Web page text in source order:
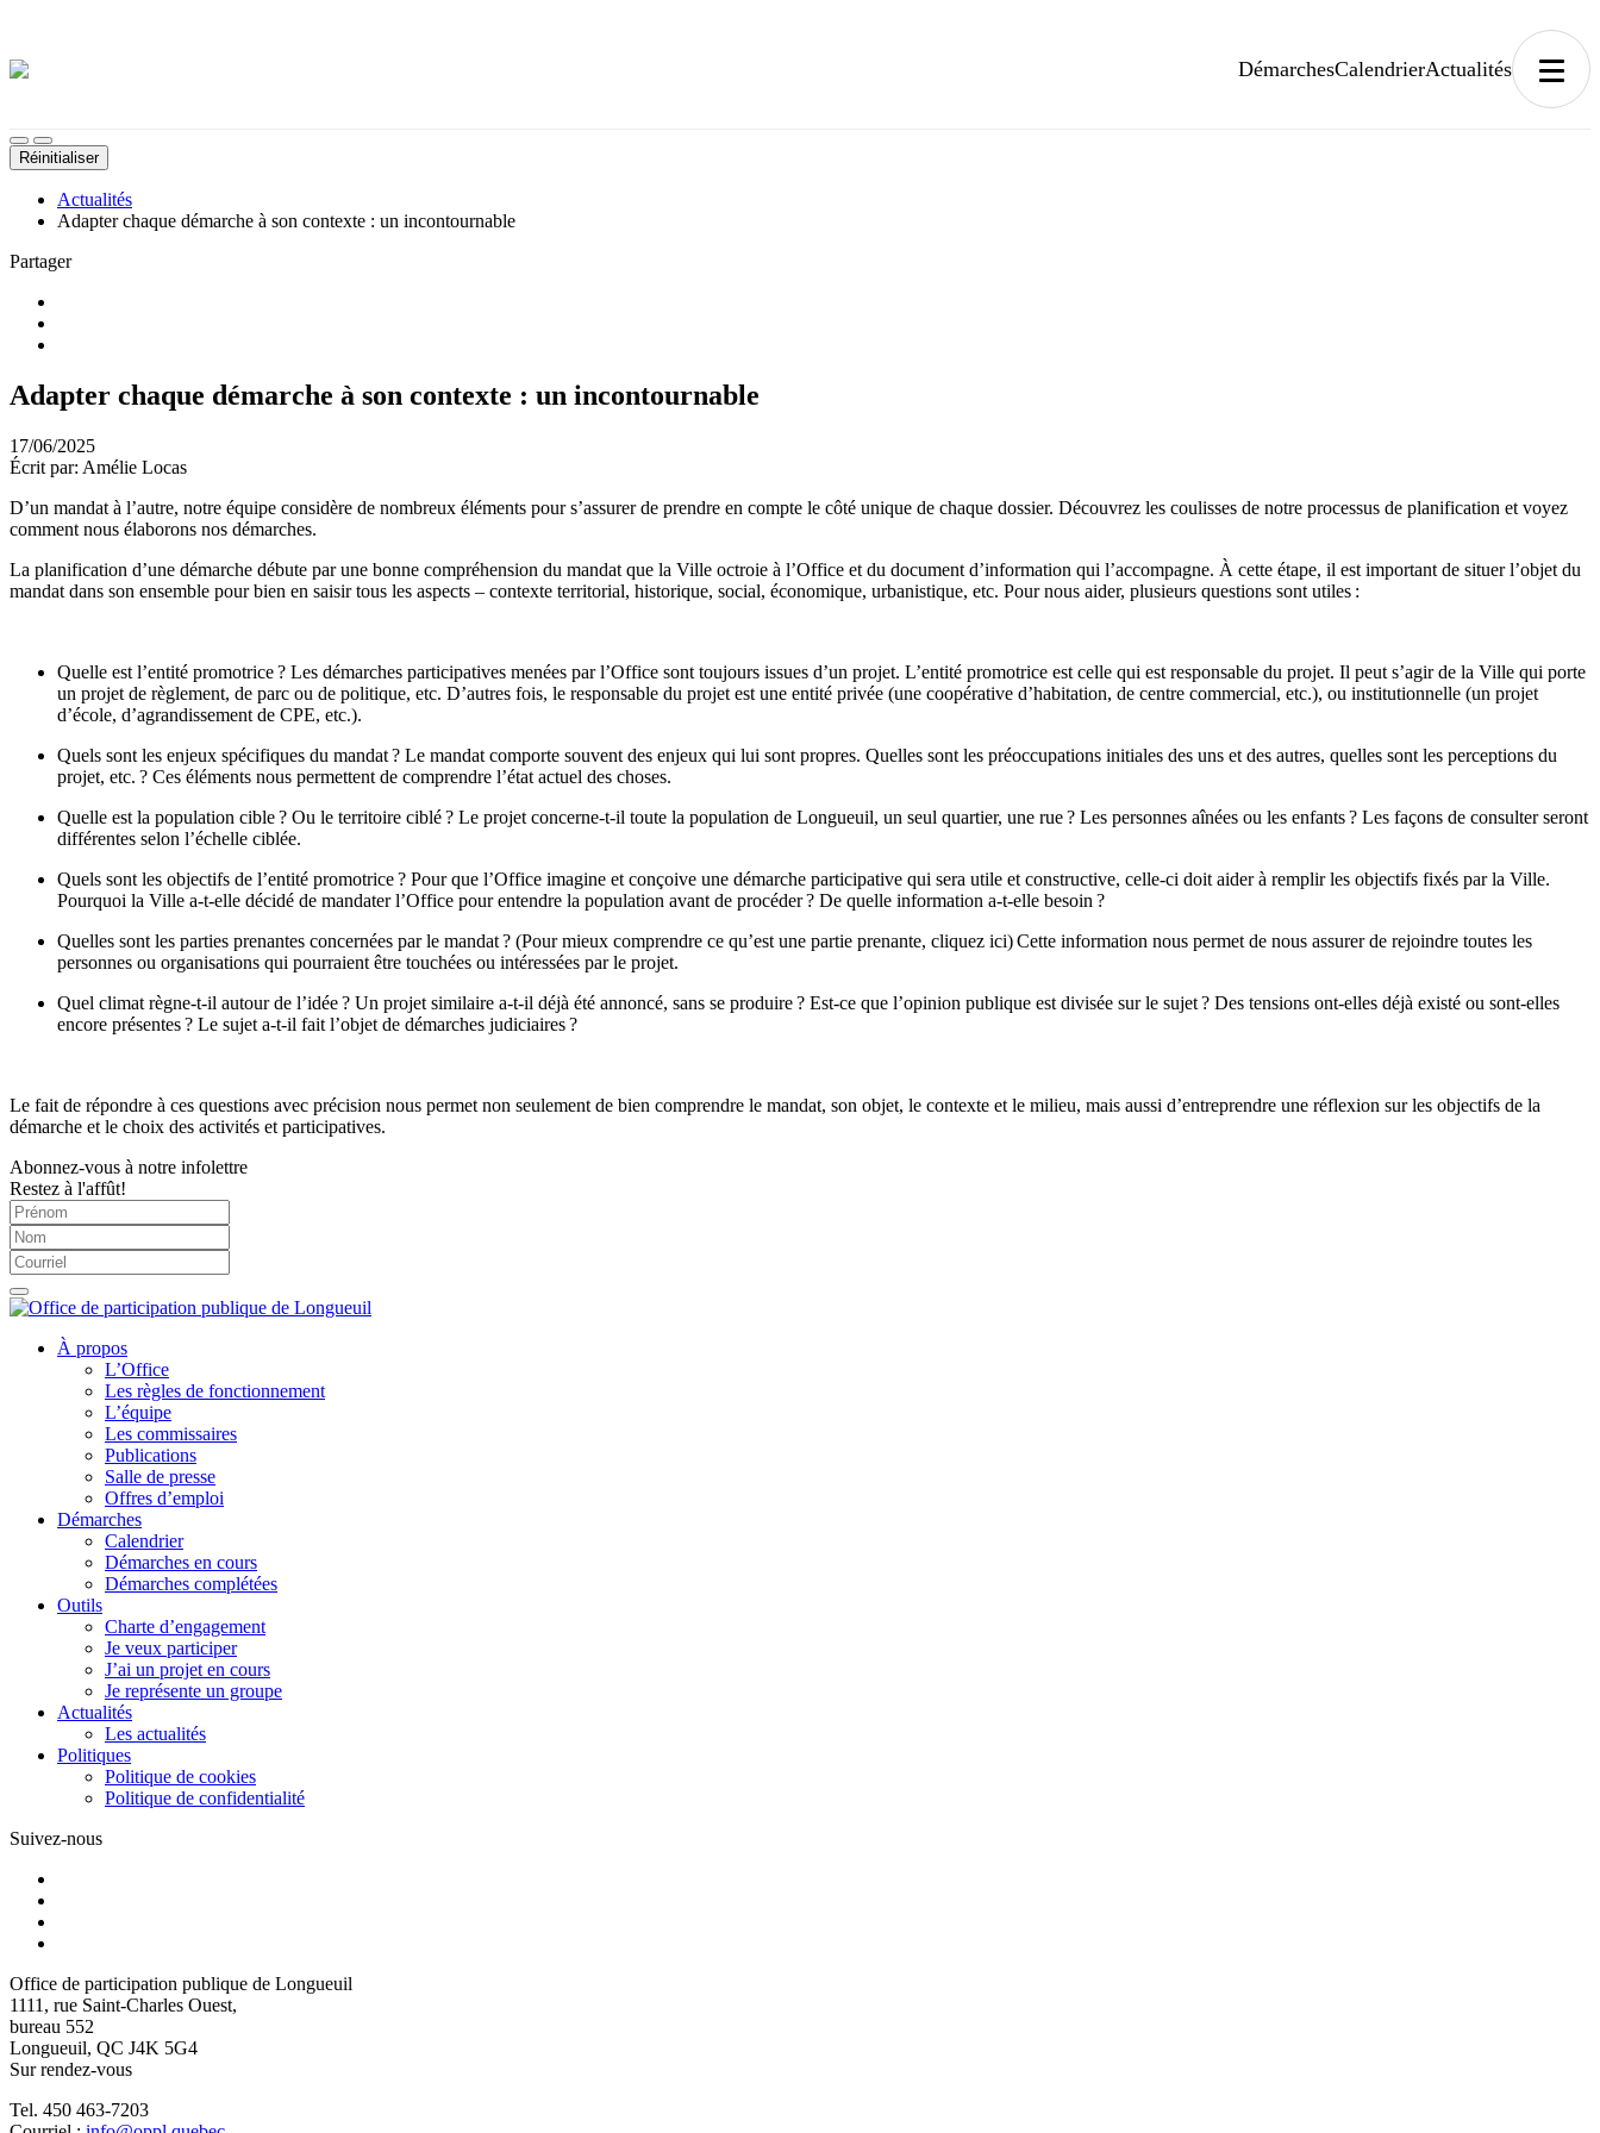
DémarchesCalendrierActualités
Réinitialiser
Actualités
Adapter chaque démarche à son contexte : un incontournable
Partager
Adapter chaque démarche à son contexte : un incontournable
17/06/2025
Écrit par: Amélie Locas
D’un mandat à l’autre, notre équipe considère de nombreux éléments pour s’assurer de prendre en compte le côté unique de chaque dossier. Découvrez les coulisses de notre processus de planification et voyez
comment nous élaborons nos démarches.
La planification d’une démarche débute par une bonne compréhension du mandat que la Ville octroie à l’Office et du document d’information qui l’accompagne. À cette étape, il est important de situer l’objet du
mandat dans son ensemble pour bien en saisir tous les aspects – contexte territorial, historique, social, économique, urbanistique, etc. Pour nous aider, plusieurs questions sont utiles :
Quelle est l’entité promotrice? Les démarches participatives menées par l’Office sont toujours issues d’un projet. L’entité promotrice est celle qui est responsable du projet. Il peut s’agir de la Ville qui porte
un projet de règlement, de parc ou de politique, etc. D’autres fois, le responsable du projet est une entité privée (une coopérative d’habitation, de centre commercial, etc.), ou institutionnelle (un projet
d’école, d’agrandissement de CPE, etc.).
Quels sont les enjeux spécifiques du mandat? Le mandat comporte souvent des enjeux qui lui sont propres. Quelles sont les préoccupations initiales des uns et des autres, quelles sont les perceptions du
projet, etc. ? Ces éléments nous permettent de comprendre l’état actuel des choses.
Quelle est la population cible? Ou le territoire ciblé ? Le projet concerne-t-il toute la population de Longueuil, un seul quartier, une rue ? Les personnes aînées ou les enfants ? Les façons de consulter seront
différentes selon l’échelle ciblée.
Quels sont les objectifs de l’entité promotrice ? Pour que l’Office imagine et conçoive une démarche participative qui sera utile et constructive, celle-ci doit aider à remplir les objectifs fixés par la Ville.
Pourquoi la Ville a-t-elle décidé de mandater l’Office pour entendre la population avant de procéder ? De quelle information a-t-elle besoin ?
Quelles sont les parties prenantes concernées par le mandat? (Pour mieux comprendre ce qu’est une partie prenante, cliquez ici)Cette information nous permet de nous assurer de rejoindre toutes les
personnes ou organisations qui pourraient être touchées ou intéressées par le projet.
Quel climat règne-t-il autour de l’idée ? Un projet similaire a-t-il déjà été annoncé, sans se produire ? Est-ce que l’opinion publique est divisée sur le sujet ? Des tensions ont-elles déjà existé ou sont-elles
encore présentes ? Le sujet a-t-il fait l’objet de démarches judiciaires ?
Le fait de répondre à ces questions avec précision nous permet non seulement de bien comprendre le mandat, son objet, le contexte et le milieu, mais aussi d’entreprendre une réflexion sur les objectifs de la
démarche et le choix des activités et participatives.
Abonnez-vous à notre infolettre
Restez à l'affût!
À propos
L’Office
Les règles de fonctionnement
L’équipe
Les commissaires
Publications
Salle de presse
Offres d’emploi
Démarches
Calendrier
Démarches en cours
Démarches complétées
Outils
Charte d’engagement
Je veux participer
J’ai un projet en cours
Je représente un groupe
Actualités
Les actualités
Politiques
Politique de cookies
Politique de confidentialité
Suivez-nous
Office de participation publique de Longueuil
1111, rue Saint-Charles Ouest,
bureau 552
Longueuil, QC J4K 5G4
Sur rendez-vous
Tel. 450 463-7203